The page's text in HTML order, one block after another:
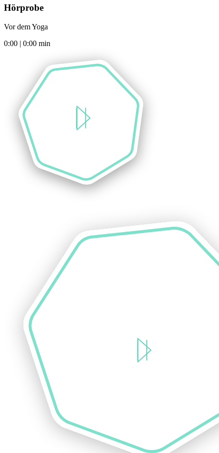
Hörprobe
Vor dem Yoga
0:00 | 0:00 min